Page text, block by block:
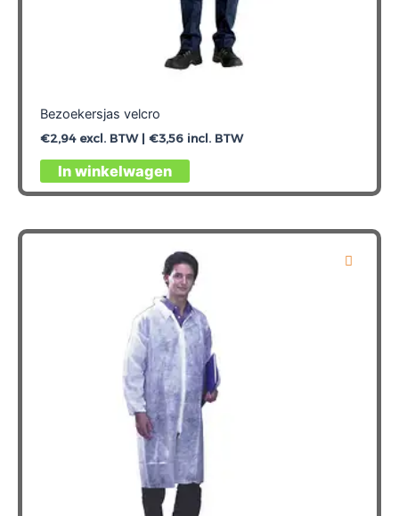
Bezoekersjas velcro
€2,94excl. BTW | €3,56incl. BTW
In winkelwagen
Dit
product
meerdere
Deze
optie
kan
gekozen
worden
op
de
productpagina